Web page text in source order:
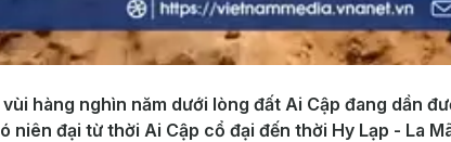
hàng nghìn năm dưới lòng đất Ai Cập đang dần
niên đại từ thời Ai Cập cổ đại đến thời Hy Lạp - La